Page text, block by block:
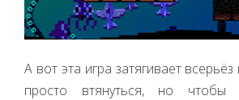
А вот эта игра затягивает
просто втянуться, но чтобы